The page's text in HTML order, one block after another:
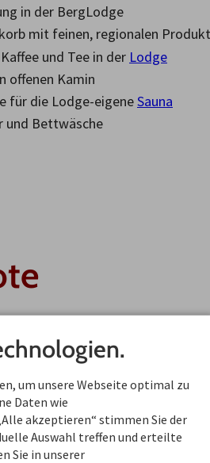
in der BergLodge
mit feinen, regionalen
und Tee in der Lodge
offenen Kamin
für die Lodge-eigeneSauna
und Bettwäsche
Saison 3
10.01.2027
05.02. - 14.02.2027
um unsere Webseite optimal zu
Daten wie
akzeptieren“ stimmen Sie der
Auswahl treffen und erteilte
Sie in unserer